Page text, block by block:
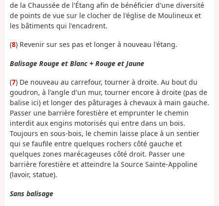
de la Chaussée de l'Étang afin de bénéficier d'une diversité
de points de vue sur le clocher de l'église de Moulineux et
les bâtiments qui l'encadrent.
(8) Revenir sur ses pas et longer à nouveau l'étang.
Balisage Rouge et Blanc + Rouge et Jaune
(7) De nouveau au carrefour, tourner à droite. Au bout du
goudron, à l'angle d'un mur, tourner encore à droite (pas de
balise ici) et longer des pâturages à chevaux à main gauche.
Passer une barrière forestière et emprunter le chemin
interdit aux engins motorisés qui entre dans un bois.
Toujours en sous-bois, le chemin laisse place à un sentier
qui se faufile entre quelques rochers côté gauche et
quelques zones marécageuses côté droit. Passer une
barrière forestière et atteindre la Source Sainte-Appoline
(lavoir, statue).
Sans balisage